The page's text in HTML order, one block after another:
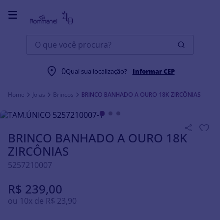
O que você procura?
0Qual sua localização? Informar CEP
Joias Brincos BRINCO BANHADO A OURO 18K ZIRCÔNIAS
BRINCO BANHADO A OURO 18K
ZIRCÔNIAS
5257210007
R$ 239,00
ou 10x de R$ 23,90